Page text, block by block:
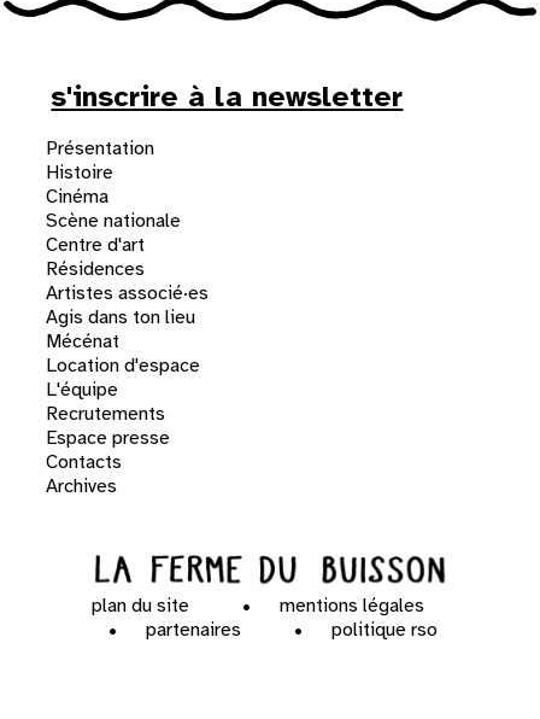
s'inscrire à la newsletter
Présentation
Histoire
Cinéma
Scène nationale
Centre d'art
Résidences
Artistes associé·es
Agis dans ton lieu
Mécénat
Location d'espace
L'équipe
Recrutements
Espace presse
Contacts
Archives
plan du site
mentions légales
partenaires
politique rso